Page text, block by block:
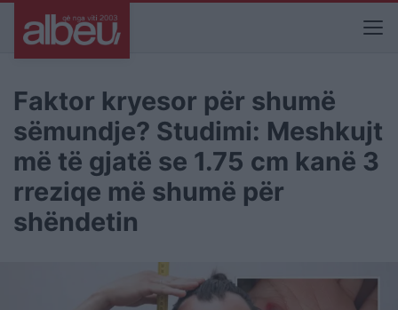
Faktor kryesor për shumë
sëmundje? Studimi: Meshkujt
më të gjatë se 1.75 cm kanë 3
rreziqe më shumë për
shëndetin